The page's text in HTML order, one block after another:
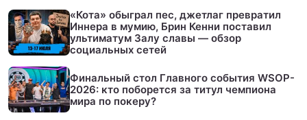
«Кота» обыграл пес, джетлаг превратил
Иннера в мумию, Брин Кенни поставил
ультиматум Залу славы — обзор
социальных сетей
Финальный стол Главного события WSOP-
2026: кто поборется за титул чемпиона
мира по покеру?